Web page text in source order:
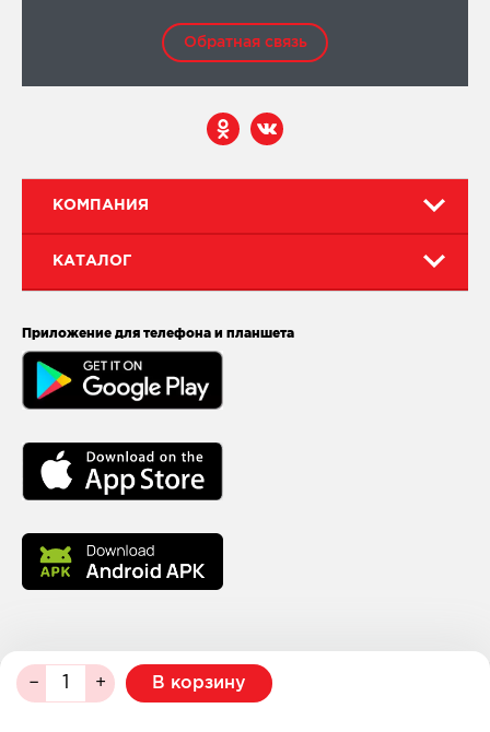
В корзину
КОМПАНИЯ
КАТАЛОГ
Приложение для телефона и планшета
Обратная связь
© 2026 МейТан